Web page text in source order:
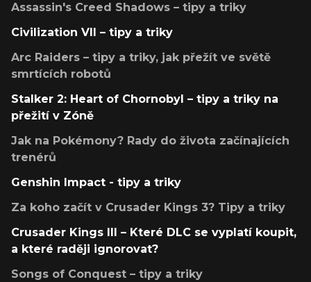
Assassin's Creed Shadows – tipy a triky
Civilization VII – tipy a triky
Arc Raiders – tipy a triky, jak přežít ve světě
smrtících robotů
Stalker 2: Heart of Chornobyl – tipy a triky na
přežití v Zóně
Jak na Pokémony? Rady do života začínajících
trenérů
Genshin Impact - tipy a triky
Za koho začít v Crusader Kings 3? Tipy a triky
Crusader Kings III – Které DLC se vyplatí koupit,
a které raději ignorovat?
Songs of Conquest – tipy a triky